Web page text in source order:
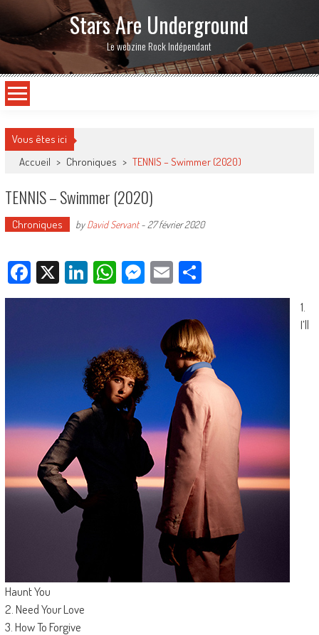
Stars Are Underground
Le webzine Rock Indépendant
Vous êtes ici
Accueil > Chroniques > TENNIS – Swimmer (2020)
TENNIS – Swimmer (2020)
Chroniques byDavid Servant- 27 février 2020
Facebook
X LinkedIn
WhatsApp
Messenger
EmailPartager
1.
I’ll
Haunt You
2. Need Your Love
3. How To Forgive